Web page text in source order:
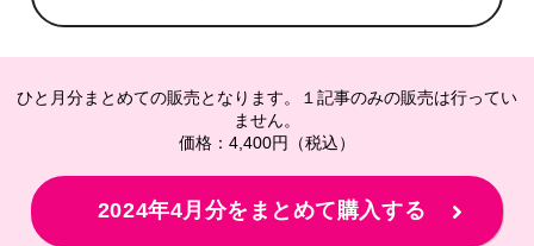
ひと月分まとめての販売となります。１記事のみの販売は行ってい
ません。
価格：4,400円（税込）
2024年4月分をまとめて購入する